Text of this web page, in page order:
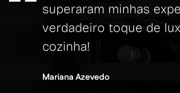
superaram minhas
verdadeiro toque de
cozinha!
Mariana Azevedo